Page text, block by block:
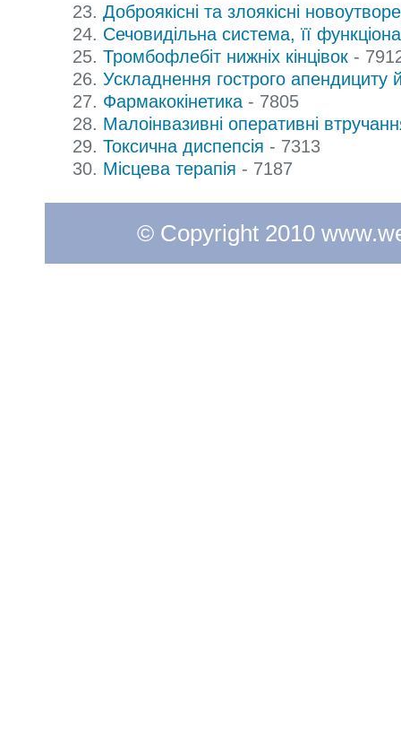
Доброякісні та злоякісні
Сечовидільна система, її
Тромбофлебіт нижніх кінцівок -
Ускладнення гострого апендициту
Фармакокінетика - 7805
Малоінвазивні оперативні
Токсична диспепсія - 7313
Місцева терапія - 7187
© Copyright 2010